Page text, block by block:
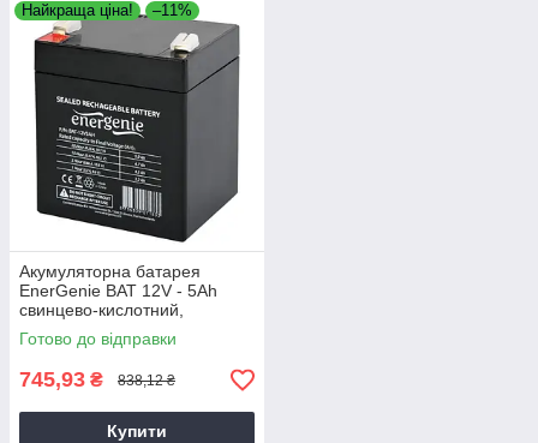
Найкраща ціна! –11%
Акумуляторна батарея
EnerGenie BAT 12V - 5Ah
свинцево-кислотний,
акумулятор для електроніки
Готово до відправки
745,93 ₴ 838,12 ₴
Купити